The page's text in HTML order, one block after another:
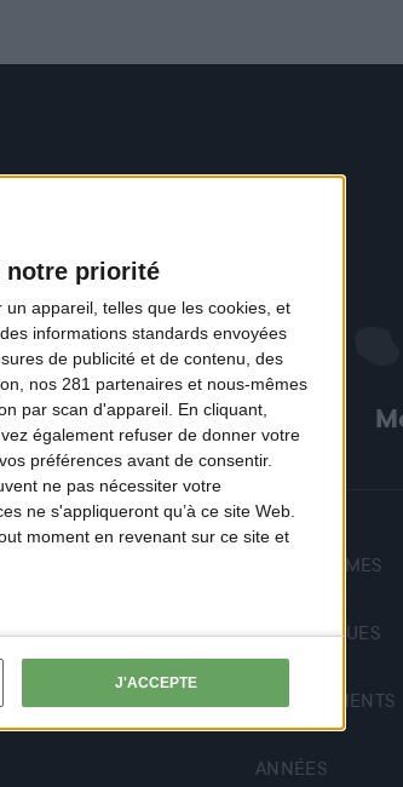
notre priorité
appareil, telles que les cookies, et
informations standards envoyées
de publicité et de contenu, des
nos 281 partenaires et nous-mêmes
par scan d'appareil. En cliquant,
également refuser de donner votre
préférences avant de consentir.
ne pas nécessiter votre
ne s'appliqueront qu’à ce site Web.
moment en revenant sur ce site et
J'ACCEPTE
Précédent
PROGRAMMES
THÉMATIQUES
DÉPARTEMENTS
ANNÉES